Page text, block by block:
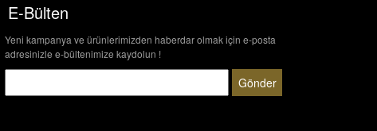
E-Bülten
Yeni kampanya ve ürünlerimizden haberdar olmak için e-posta
adresinizle e-bültenimize kaydolun !
Gönder